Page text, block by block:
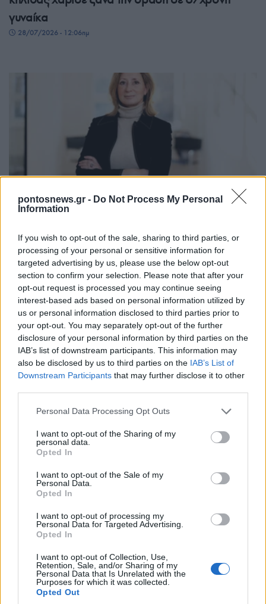
pontosnews.gr - Do Not Process My Personal
Information
If you wish to opt-out of the sale, sharing to third parties, or
processing of your personal or sensitive information for
targeted advertising by us, please use the below opt-out
section to confirm your selection. Please note that after your
opt-out request is processed you may continue seeing
interest-based ads based on personal information utilized by
us or personal information disclosed to third parties prior to
your opt-out. You may separately opt-out of the further
disclosure of your personal information by third parties on the
IAB’s list of downstream participants. This information may
also be disclosed by us to third parties on the IAB’s List of
Downstream Participants that may further disclose it to other
Please note that this website/app uses one or more Google
not limited to your visit or usage behaviour. You may click to
grant or deny consent to Google and its third-party tags to
use your data for below specified purposes in below Google
consent section.
Personal Data Processing Opt Outs
I want to opt-out of the Sharing of my
personal data.
Opted In
I want to opt-out of the Sale of my
Personal Data.
Opted In
I want to opt-out of processing my
Personal Data for Targeted Advertising.
Opted In
I want to opt-out of Collection, Use,
Retention, Sale, and/or Sharing of my
Personal Data that Is Unrelated with the
Purposes for which it was collected.
Opted Out
γυναίκα
28/07/2026 - 12:06πμ
Κατερίνα Χαρβάτη: Σπουδαία διάκριση για την
το «Albert Einstein World Award for Science»
2026
27/07/2026 - 6:31μμ
ΤΕΧΝΟΛΟΓΙΑ & ΕΠΙΣΤΗΜΗ
Προβλήματα στο Facebook: «Έπεσε» η σύνδεση
μέσω υπολογιστών – Κανονικά λειτουργεί η
εφαρμογή στα κινητά
19/07/2026 - 12:00μμ